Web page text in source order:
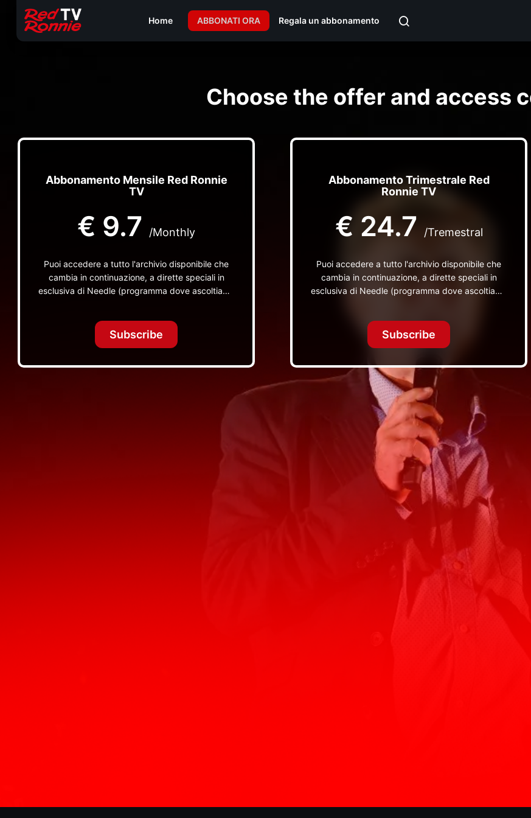
Home ABBONATI ORA Regala un abbonamento
Choose the offer and access
Abbonamento Mensile Red Ronnie
TV
€ 9.7 /Monthly
Puoi accedere a tutto l'archivio disponibile che
cambia in continuazione, a dirette speciali in
esclusiva di Needle (programma dove ascoltiamo
TV non visibili da nessuna altra parte
Subscribe
Abbonamento Trimestrale Red
Ronnie TV
€ 24.7 /Tremestral
Puoi accedere a tutto l'archivio disponibile che
cambia in continuazione, a dirette speciali in
esclusiva di Needle (programma dove ascoltiamo
TV non visibili da nessuna altra parte
Subscribe